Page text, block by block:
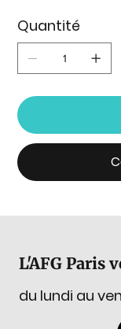
Quantité
L'AFG Paris
du lundi au